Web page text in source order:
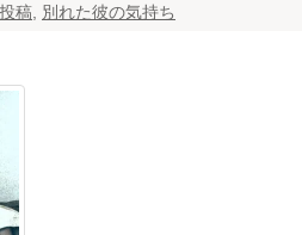
稿 別れた彼の気持ち